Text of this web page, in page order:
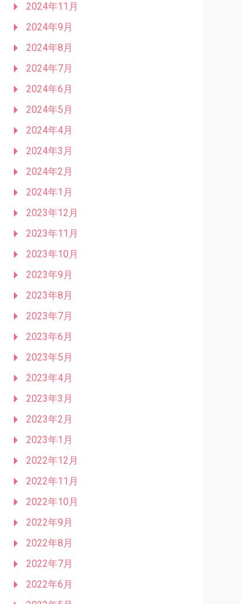
2024年11月
2024年9月
2024年8月
2024年7月
2024年6月
2024年5月
2024年4月
2024年3月
2024年2月
2024年1月
2023年12月
2023年11月
2023年10月
2023年9月
2023年8月
2023年7月
2023年6月
2023年5月
2023年4月
2023年3月
2023年2月
2023年1月
2022年12月
2022年11月
2022年10月
2022年9月
2022年8月
2022年7月
2022年6月